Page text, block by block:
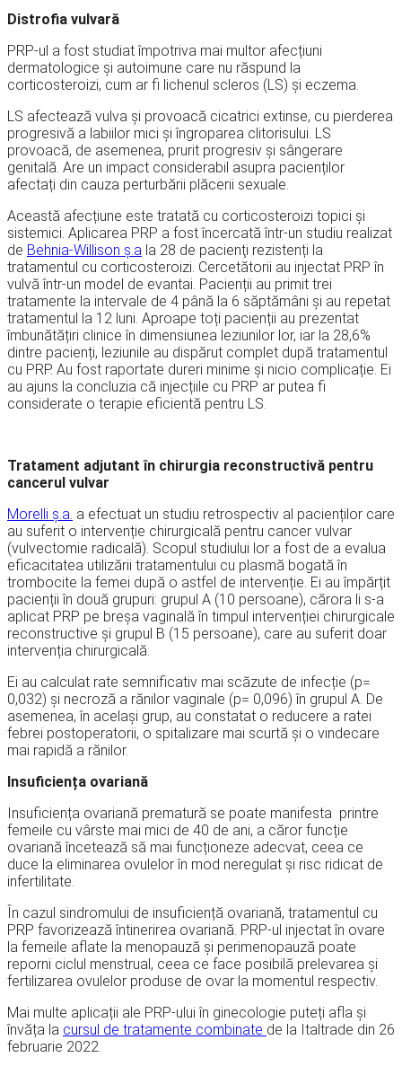
Distrofia vulvară
PRP-ul a fost studiat împotriva mai multor afecțiuni
dermatologice și autoimune care nu răspund la
corticosteroizi, cum ar fi lichenul scleros (LS) și eczema.
LS afectează vulva și provoacă cicatrici extinse, cu pierderea
progresivă a labiilor mici și îngroparea clitorisului. LS
provoacă, de asemenea, prurit progresiv și sângerare
genitală. Are un impact considerabil asupra pacienților
afectați din cauza perturbării plăcerii sexuale.
Această afecțiune este tratată cu corticosteroizi topici și
sistemici. Aplicarea PRP a fost încercată într-un studiu realizat
de Behnia-Willison ș.a la 28 de pacienţi rezistenți la
tratamentul cu corticosteroizi. Cercetătorii au injectat PRP în
vulvă într-un model de evantai. Pacienții au primit trei
tratamente la intervale de 4 până la 6 săptămâni și au repetat
tratamentul la 12 luni. Aproape toți pacienții au prezentat
îmbunătățiri clinice în dimensiunea leziunilor lor, iar la 28,6%
dintre pacienți, leziunile au dispărut complet după tratamentul
cu PRP. Au fost raportate dureri minime și nicio complicație. Ei
au ajuns la concluzia că injecțiile cu PRP ar putea fi
considerate o terapie eficientă pentru LS.
Tratament adjutant în chirurgia reconstructivă pentru
cancerul vulvar
Morelli ș.a. a efectuat un studiu retrospectiv al pacienților care
au suferit o intervenție chirurgicală pentru cancer vulvar
(vulvectomie radicală). Scopul studiului lor a fost de a evalua
eficacitatea utilizării tratamentului cu plasmă bogată în
trombocite la femei după o astfel de intervenție. Ei au împărțit
pacienții în două grupuri: grupul A (10 persoane), cărora li s-a
aplicat PRP pe breșa vaginală în timpul intervenției chirurgicale
reconstructive și grupul B (15 persoane), care au suferit doar
intervenția chirurgicală.
Ei au calculat rate semnificativ mai scăzute de infecție (p=
0,032) și necroză a rănilor vaginale (p= 0,096) în grupul A. De
asemenea, în același grup, au constatat o reducere a ratei
febrei postoperatorii, o spitalizare mai scurtă și o vindecare
mai rapidă a rănilor.
Insuficiența ovariană
Insuficiența ovariană prematură se poate manifesta printre
femeile cu vârste mai mici de 40 de ani, a căror funcție
ovariană încetează să mai funcționeze adecvat, ceea ce
duce la eliminarea ovulelor în mod neregulat și risc ridicat de
infertilitate.
În cazul sindromului de insuficiență ovariană, tratamentul cu
PRP favorizează întinerirea ovariană. PRP-ul injectat în ovare
la femeile aflate la menopauză și perimenopauză poate
reporni ciclul menstrual, ceea ce face posibilă prelevarea și
fertilizarea ovulelor produse de ovar la momentul respectiv.
Mai multe aplicații ale PRP-ului în ginecologie puteți afla și
învăța la cursul de tratamente combinate de la Italtrade din 26
februarie 2022.